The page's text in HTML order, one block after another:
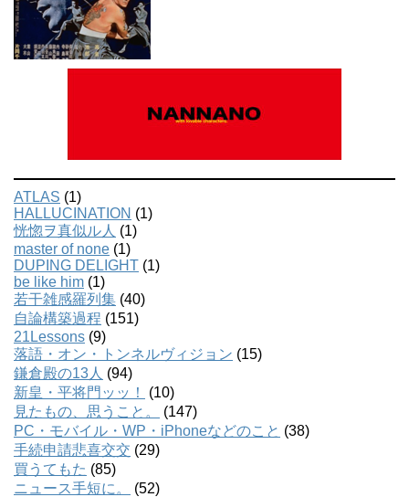
ATLAS (1)
HALLUCINATION (1)
恍惚ヲ真似ル人 (1)
master of none (1)
DUPING DELIGHT (1)
be like him (1)
若干雑感羅列集 (40)
自論構築過程 (151)
21Lessons (9)
落語・オン・トンネルヴィジョン (15)
鎌倉殿の13人 (94)
新皇・平将門ッッ！
(10)
見たもの、思うこと。
(147)
PC・モバイル・WP・iPhoneなどのこと (38)
手続申請悲喜交交 (29)
買うてもた (85)
ニュース手短に。
(52)